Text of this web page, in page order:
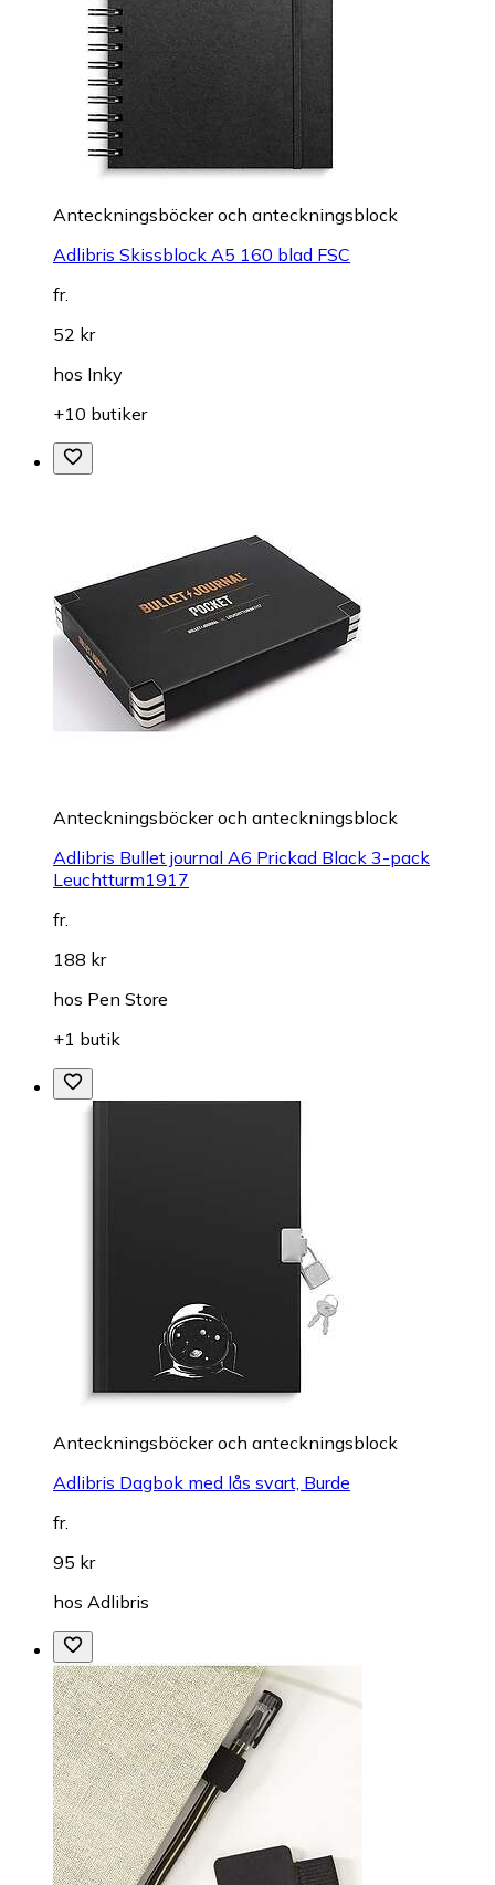
Anteckningsböcker och anteckningsblock
Adlibris Skissblock A5 160 blad FSC
fr.
52 kr
hos Inky
+10 butiker
Anteckningsböcker och anteckningsblock
Adlibris Bullet journal A6 Prickad Black 3-pack
Leuchtturm1917
fr.
188 kr
hos Pen Store
+1 butik
Anteckningsböcker och anteckningsblock
Adlibris Dagbok med lås svart, Burde
fr.
95 kr
hos Adlibris